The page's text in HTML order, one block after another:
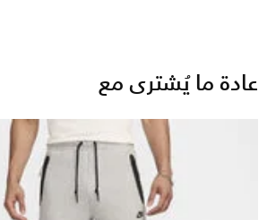
عادة ما يُشترى مع